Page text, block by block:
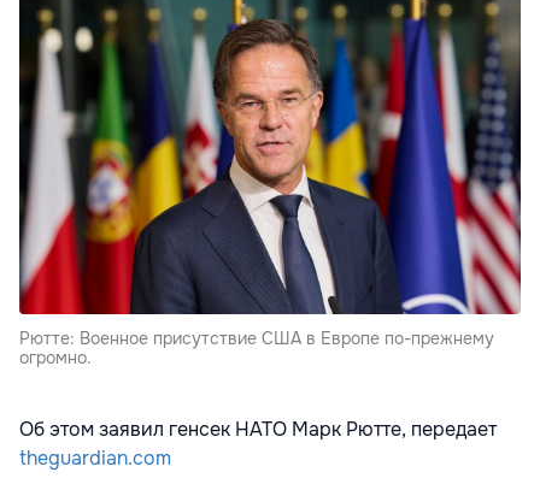
Рютте: Военное присутствие США в Европе по-прежнему
огромно.
Об этом заявил генсек НАТО Марк Рютте, передает
theguardian.com